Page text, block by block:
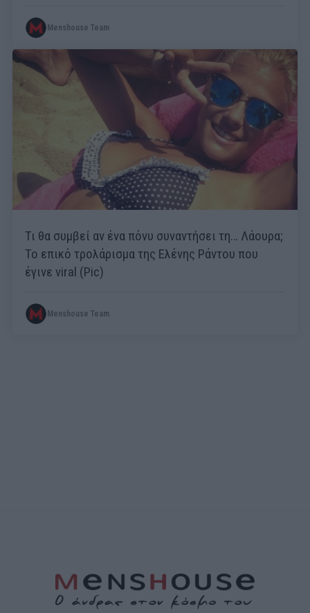
Menshouse Team
Τι θα συμβεί αν ένα πόνυ συναντήσει τη… Λάουρα;
Το επικό τρολάρισμα της Ελένης Ράντου που
έγινε viral (Pic)
Menshouse Team